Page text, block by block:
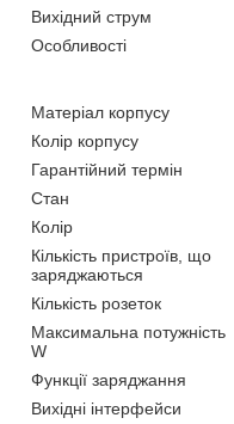
Вихідний струм
Особливості
Матеріал корпусу
Колір корпусу
Гарантійний термін
Стан
Колір
Кількість пристроїв, що
заряджаються
Кількість розеток
Максимальна потужність
W
Функції заряджання
Вихідні інтерфейси